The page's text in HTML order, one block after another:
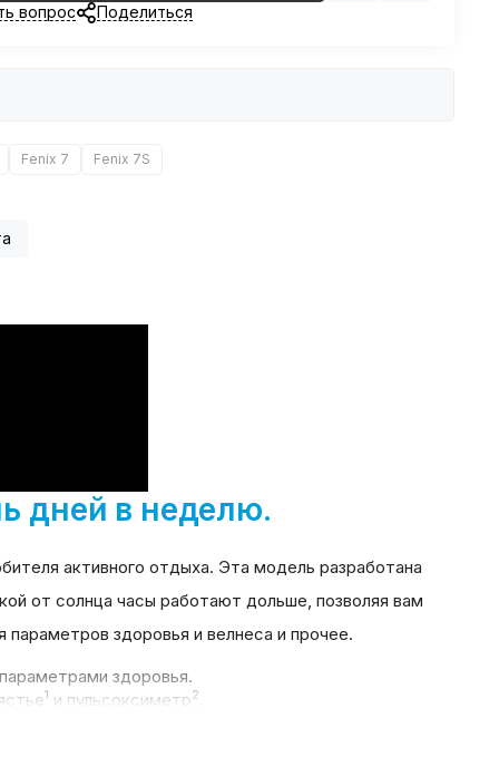
вопрос Поделиться
Fenix 7 Fenix 7S
дней в неделю.
активного отдыха. Эта модель разработана
от солнца часы работают дольше, позволяя вам
здоровья и велнеса и прочее.
здоровья.
1 и пульсоксиметр2